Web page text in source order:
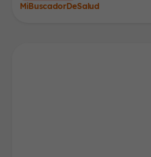
MiBuscadorDeSalud